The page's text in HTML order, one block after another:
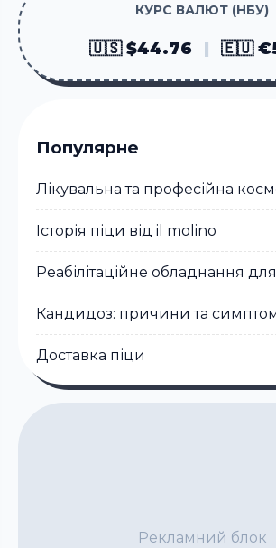
КУРС ВАЛЮТ (НБУ)
🇺🇸 $44.76 🇪🇺
Популярне
Лікувальна та професійна
Історія піци від il molino
Реабілітаційне обладнання
Кандидоз: причини та
Доставка піци
Рекламний блок